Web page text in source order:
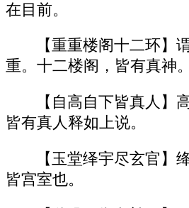
在目前。
【重重楼阁十二环】
重。十二楼阁，皆有真神。
【自高自下皆真人】
皆有真人释如上说。
【玉堂绎宇尽玄官】
皆宫室也。